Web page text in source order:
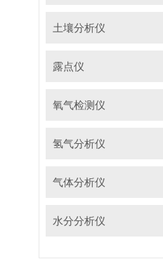
土壤分析仪
露点仪
氧气检测仪
氢气分析仪
气体分析仪
水分分析仪